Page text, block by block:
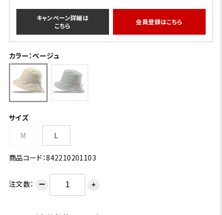
キャンペーン詳細は
こちら
会員登録はこちら
カラー：ベージュ
サイズ
M
L
商品コード：842210201103
注文数： ー ＋